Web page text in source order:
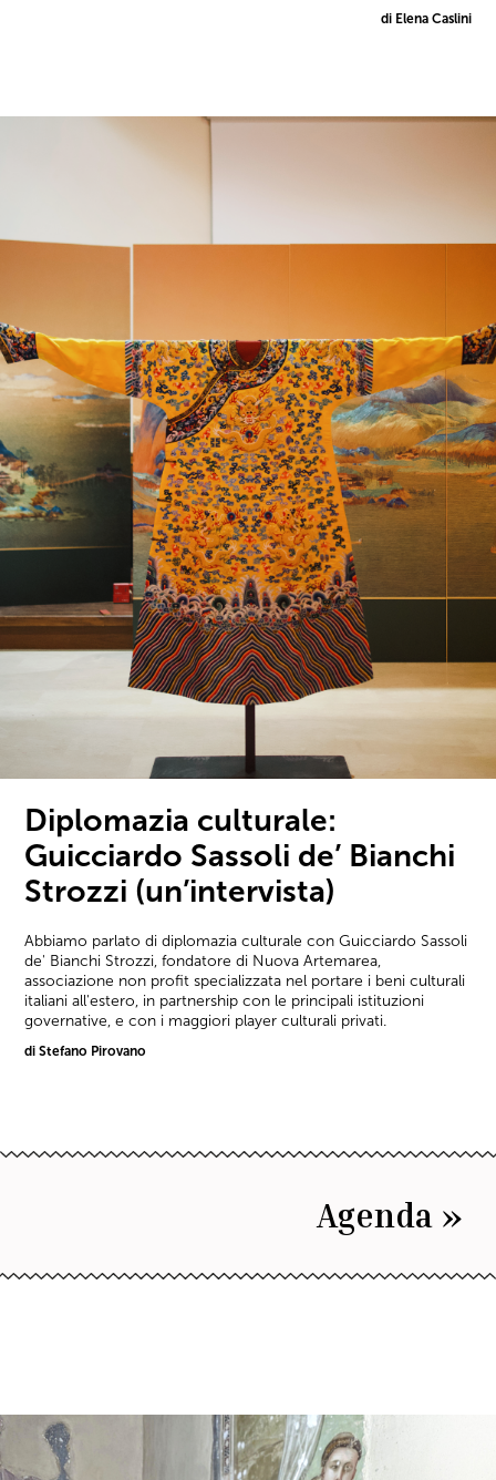
di Elena Caslini
Diplomazia culturale:
Guicciardo Sassoli de’ Bianchi
Strozzi (un’intervista)
Abbiamo parlato di diplomazia culturale con Guicciardo Sassoli
de' Bianchi Strozzi, fondatore di Nuova Artemarea,
associazione non profit specializzata nel portare i beni culturali
italiani all'estero, in partnership con le principali istituzioni
governative, e con i maggiori player culturali privati.
di Stefano Pirovano
Agenda »